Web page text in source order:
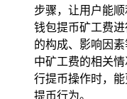
步骤，让用户能
钱包提币矿工费
的构成、影响因
中矿工费的相关
行提币操作时，
提币行为。